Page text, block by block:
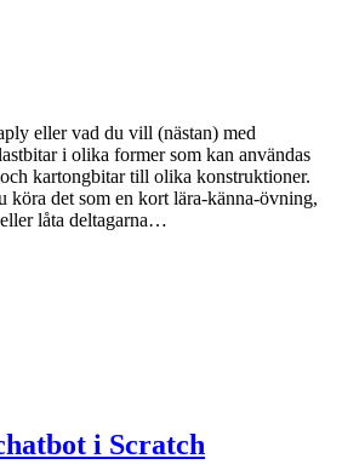
eller vad du vill (nästan) med
i olika former som kan användas
kartongbitar till olika konstruktioner.
det som en kort lära-känna-övning,
låta deltagarna…
i Scratch